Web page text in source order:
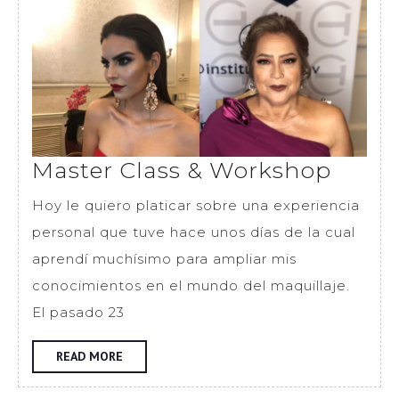
Master Class & Workshop
Class
&
Hoy le quiero platicar sobre una experiencia
personal que tuve hace unos días de la cual
aprendí muchísimo para ampliar mis
conocimientos en el mundo del maquillaje.
El pasado 23
READ MORE
MORE